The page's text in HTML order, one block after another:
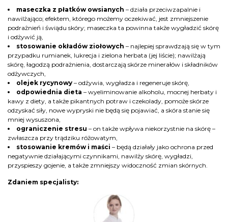
maseczka z płatków owsianych – działa przeciwzapalnie i
nawilżająco; efektem, którego możemy oczekiwać, jest zmniejszenie
podrażnień i świądu skóry; maseczka ta powinna także wygładzić skórę
i odżywić ją,
stosowanie okładów ziołowych – najlepiej sprawdzają się w tym
przypadku rumianek, lukrecja i zielona herbata (jej liście); nawilżają
skórę, łagodzą podrażnienia, dostarczają skórze minerałów i składników
odżywczych,
olejek rycynowy – odżywia, wygładza i regeneruje skórę,
odpowiednia dieta – wyeliminowanie alkoholu, mocnej herbaty i
kawy z diety, a także pikantnych potraw i czekolady, pomoże skórze
odzyskać siły, nowe wypryski nie będą się pojawiać, a skóra stanie się
mniej wysuszona,
ograniczenie stresu – on także wpływa niekorzystnie na skórę –
zwłaszcza przy trądziku różowatym,
stosowanie kremów i maści – będą działały jako ochrona przed
negatywnie działającymi czynnikami, nawilży skórę, wygładzi,
przyspieszy gojenie, a także zmniejszy widoczność zmian skórnych.
Zdaniem specjalisty: